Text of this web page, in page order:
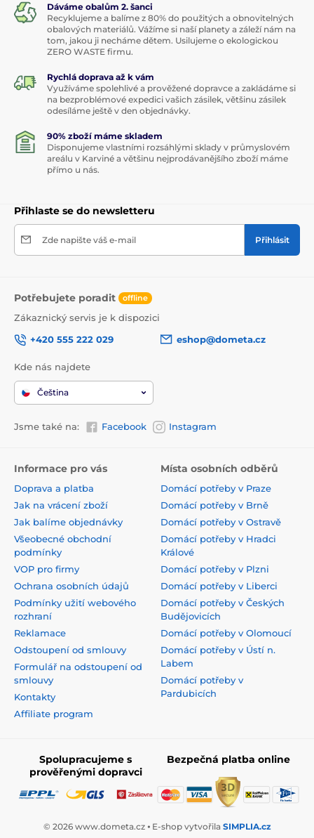
Dáváme obalům 2. šanci
Recyklujeme a balíme z 80% do použitých a obnovitelných
obalových materiálů. Vážíme si naší planety a záleží nám na
tom, jakou ji necháme dětem. Usilujeme o ekologickou
ZERO WASTE firmu.
Rychlá doprava až k vám
Využíváme spolehlivé a prověžené dopravce a zakládáme si
na bezproblémové expedici vašich zásilek, většinu zásilek
odesíláme ještě v den objednávky.
90% zboží máme skladem
Disponujeme vlastními rozsáhlými sklady v průmyslovém
areálu v Karviné a většinu nejprodávanějšího zboží máme
přímo u nás.
Přihlaste se do newsletteru
Zde napište váš e-mail Přihlásit
Potřebujete poradit offline
Zákaznický servis je k dispozici
+420 555 222 029
eshop@dometa.cz
Kde nás najdete
Čeština
Jsme také na: Facebook Instagram
Informace pro vás
Doprava a platba
Jak na vrácení zboží
Jak balíme objednávky
Všeobecné obchodní
podmínky
VOP pro firmy
Ochrana osobních údajů
Podmínky užití webového
rozhraní
Reklamace
Odstoupení od smlouvy
Formulář na odstoupení od
smlouvy
Kontakty
Affiliate program
Místa osobních odběrů
Domácí potřeby v Praze
Domácí potřeby v Brně
Domácí potřeby v Ostravě
Domácí potřeby v Hradci
Králové
Domácí potřeby v Plzni
Domácí potřeby v Liberci
Domácí potřeby v Českých
Budějovicích
Domácí potřeby v Olomoucí
Domácí potřeby v Ústí n.
Labem
Domácí potřeby v
Pardubicích
Spolupracujeme s
prověřenými dopravci
Bezpečná platba online
© 2026 www.dometa.cz ⦁ E-shop vytvořila SIMPLIA.cz